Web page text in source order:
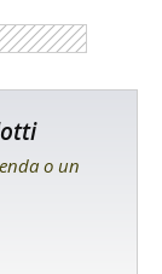
o un